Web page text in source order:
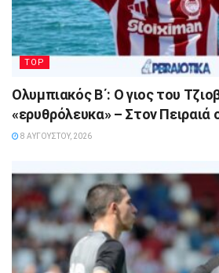
TOP
Ολυμπιακός Β΄: Ο γιος του
«ερυθρόλευκα» – Στον Πειραιά
8 ΑΥΓΟΎΣΤΟΥ, 2026